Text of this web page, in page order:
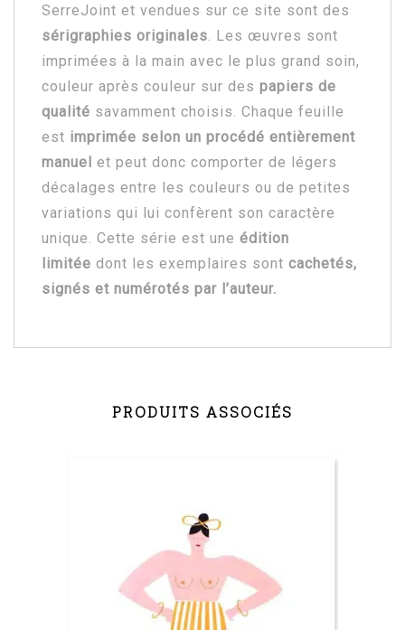
SerreJoint et vendues sur ce site sont des
sérigraphies originales. Les œuvres sont
imprimées à la main avec le plus grand soin,
couleur après couleur sur des papiers de
qualité savamment choisis. Chaque feuille
est imprimée selon un procédé entièrement
manuel et peut donc comporter de légers
décalages entre les couleurs ou de petites
variations qui lui confèrent son caractère
unique. Cette série est une édition
limitée dont les exemplaires sont cachetés,
signés et numérotés par l’auteur.
PRODUITS ASSOCIÉS